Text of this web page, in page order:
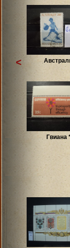
Гвиана
<